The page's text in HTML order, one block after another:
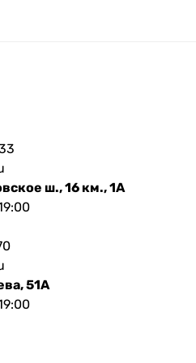
ш., 16 км., 1А
51А